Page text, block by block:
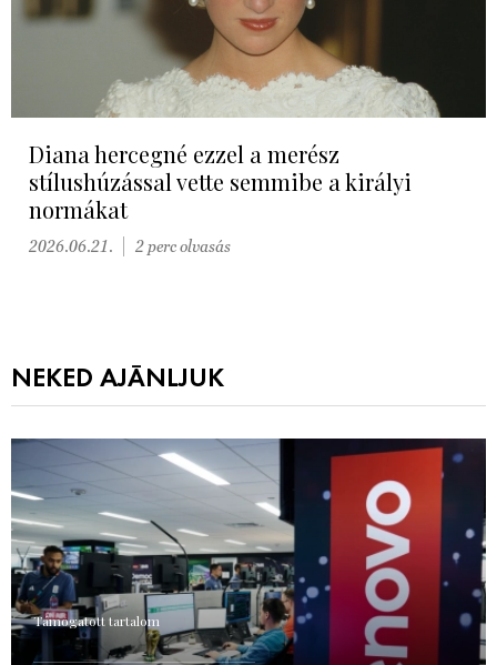
Diana hercegné ezzel a merész
stílushúzással vette semmibe a királyi
normákat
2026.06.21. 2 perc olvasás
NEKED AJÁNLJUK
Támogatott tartalom